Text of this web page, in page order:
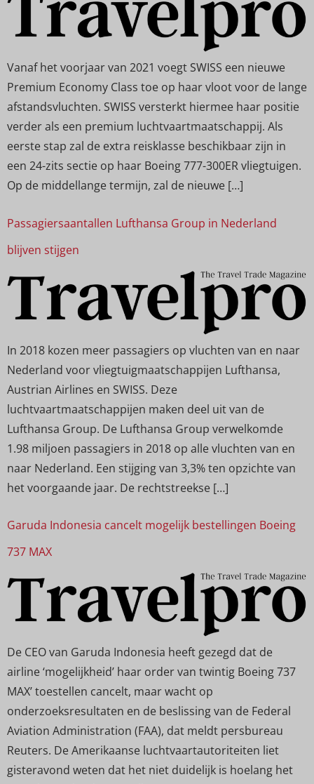
Vanaf het voorjaar van 2021 voegt SWISS een nieuwe
Premium Economy Class toe op haar vloot voor de lange
afstandsvluchten. SWISS versterkt hiermee haar positie
verder als een premium luchtvaartmaatschappij. Als
eerste stap zal de extra reisklasse beschikbaar zijn in
een 24-zits sectie op haar Boeing 777-300ER vliegtuigen.
Op de middellange termijn, zal de nieuwe […]
Passagiersaantallen Lufthansa Group in Nederland
blijven stijgen
In 2018 kozen meer passagiers op vluchten van en naar
Nederland voor vliegtuigmaatschappijen Lufthansa,
Austrian Airlines en SWISS. Deze
luchtvaartmaatschappijen maken deel uit van de
Lufthansa Group. De Lufthansa Group verwelkomde
1.98 miljoen passagiers in 2018 op alle vluchten van en
naar Nederland. Een stijging van 3,3% ten opzichte van
het voorgaande jaar. De rechtstreekse […]
Garuda Indonesia cancelt mogelijk bestellingen Boeing
737 MAX
De CEO van Garuda Indonesia heeft gezegd dat de
airline ‘mogelijkheid’ haar order van twintig Boeing 737
MAX’ toestellen cancelt, maar wacht op
onderzoeksresultaten en de beslissing van de Federal
Aviation Administration (FAA), dat meldt persbureau
Reuters. De Amerikaanse luchtvaartautoriteiten liet
gisteravond weten dat het niet duidelijk is hoelang het